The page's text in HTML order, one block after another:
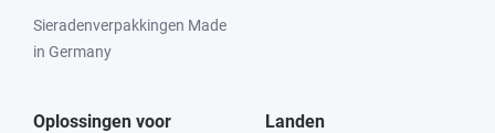
Sieradenverpakkingen Made
in Germany
Oplossingen voor
Landen